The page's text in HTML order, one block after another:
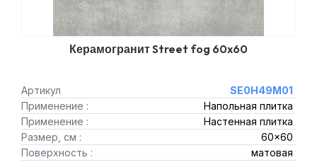
Керамогранит Street fog 60x60
Артикул
SE0H49M01
Применение :
Напольная плитка
Применение :
Настенная плитка
Размер, см :
60x60
Поверхность :
матовая